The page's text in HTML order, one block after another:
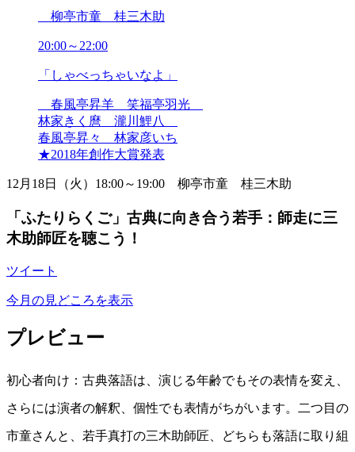
2020年03月
2020年02月
2020年01月
2019年12月
2019年10月
2019年09月
2019年08月
2019年07月
2019年05月
2019年03月
2019年02月
2018年12月
2018年10月
2018年08月
2018年06月
2018年05月
2018年04月
2018年02月
柳亭市童 桂三木助
20:00～22:00
「しゃべっちゃいなよ」
春風亭昇羊 笑福亭羽光
林家きく麿 瀧川鯉八
春風亭昇々 林家彦いち
★2018年創作大賞発表
12月18日（火）18:00～19:00 柳亭市童 桂三木助
「ふたりらくご」古典に向き合う若手：師走に三
木助師匠を聴こう！
ツイート
今月の見どころを表示
プレビュー
初心者向け：古典落語は、演じる年齢でもその表情を変え、
さらには演者の解釈、個性でも表情がちがいます。二つ目の
市童さんと、若手真打の三木助師匠、どちらも落語に取り組